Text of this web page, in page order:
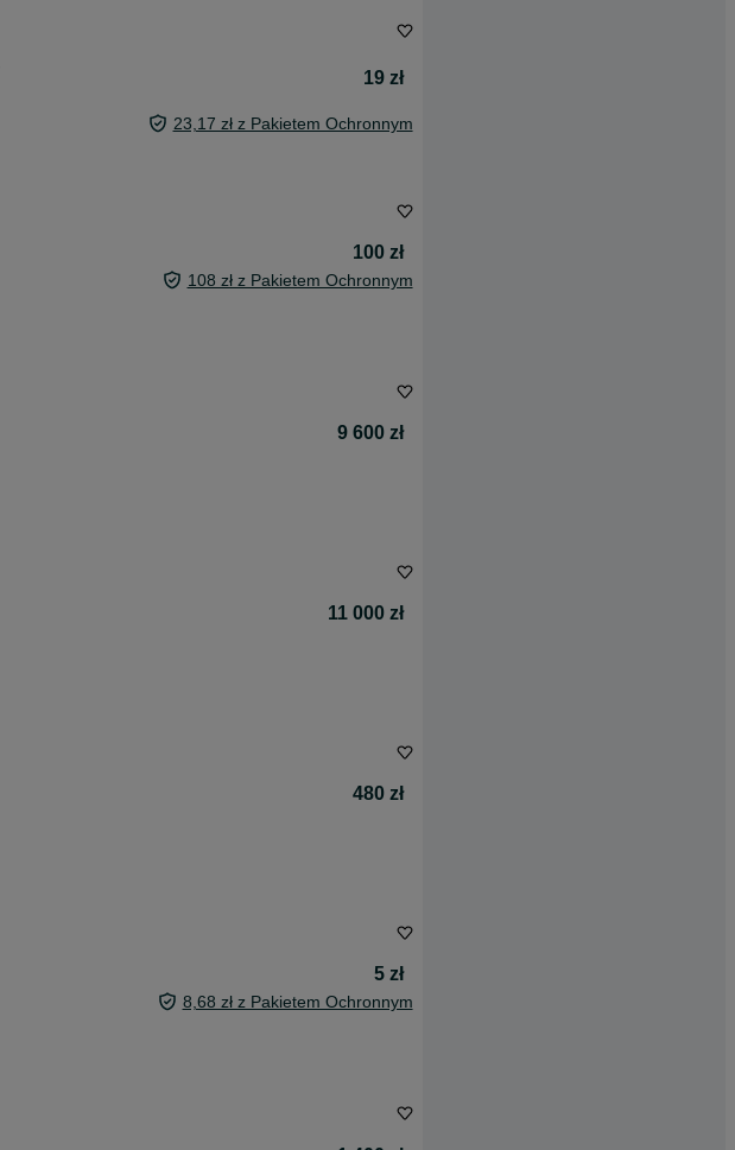
19 zł
23,17 zł z Pakietem Ochronnym
100 zł
108 zł z Pakietem Ochronnym
9 600 zł
11 000 zł
480 zł
5 zł
8,68 zł z Pakietem Ochronnym